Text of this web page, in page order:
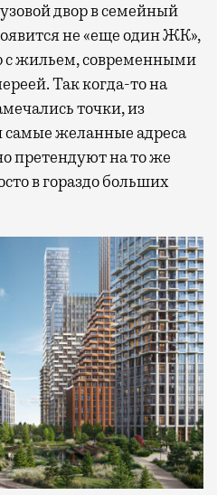
двор в семейный
не «еще один ЖК»,
с жильем, современными
Так когда-то на
точки, из
самые желанные адреса
претендуют на то же
в гораздо больших